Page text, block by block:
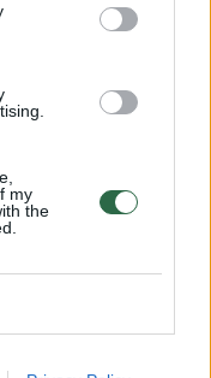
my
the